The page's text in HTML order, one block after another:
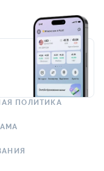
ПОЛИТИКА